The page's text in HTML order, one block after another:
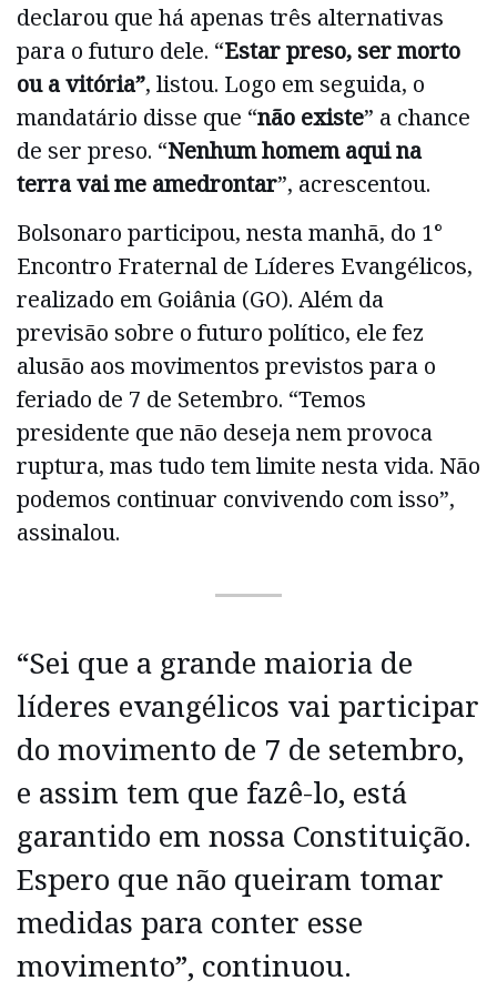
declarou que há apenas três alternativas
para o futuro dele. “Estar preso, ser morto
ou a vitória”, listou. Logo em seguida, o
mandatário disse que “não existe” a chance
de ser preso. “Nenhum homem aqui na
terra vai me amedrontar”, acrescentou.
Bolsonaro participou, nesta manhã, do 1°
Encontro Fraternal de Líderes Evangélicos,
realizado em Goiânia (GO). Além da
previsão sobre o futuro político, ele fez
alusão aos movimentos previstos para o
feriado de 7 de Setembro. “Temos
presidente que não deseja nem provoca
ruptura, mas tudo tem limite nesta vida. Não
podemos continuar convivendo com isso”,
assinalou.
“Sei que a grande maioria de
líderes evangélicos vai participar
do movimento de 7 de setembro,
e assim tem que fazê-lo, está
garantido em nossa Constituição.
Espero que não queiram tomar
medidas para conter esse
movimento”, continuou.